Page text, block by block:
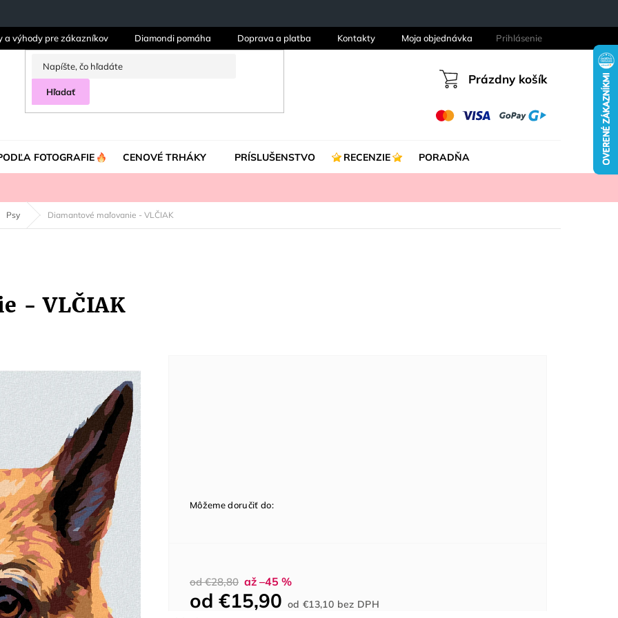
a výhody pre zákazníkov Diamondi pomáha Doprava a platba Kontakty Moja objednávka Prihlásenie
Hľadať
Nákupný
Prázdny košík
FOTOGRAFIE CENOVÉ TRHÁKY PRÍSLUŠENSTVO RECENZIE PORADŇA
Psy Diamantové maľovanie - VLČIAK
- VLČIAK
od €28,80 až –45 %
od €15,90 od€13,10 bez DPHcena:
Môžeme doručiť do: